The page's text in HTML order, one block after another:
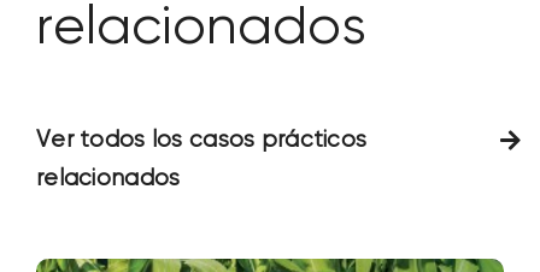
relacionados
Ver todos los casos prácticos
relacionados